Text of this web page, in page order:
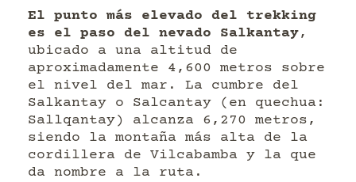
El punto más elevado del trekking
es el paso del nevado Salkantay,
ubicado a una altitud de
aproximadamente 4,600 metros sobre
el nivel del mar. La cumbre del
Salkantay o Salcantay (en quechua:
Sallqantay) alcanza 6,270 metros,
siendo la montaña más alta de la
cordillera de Vilcabamba y la que
da nombre a la ruta.